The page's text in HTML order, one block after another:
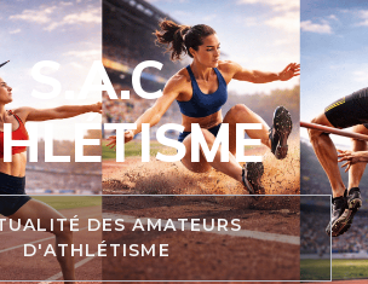
S.A.C
DES AMATEURS
D'ATHLÉTISME